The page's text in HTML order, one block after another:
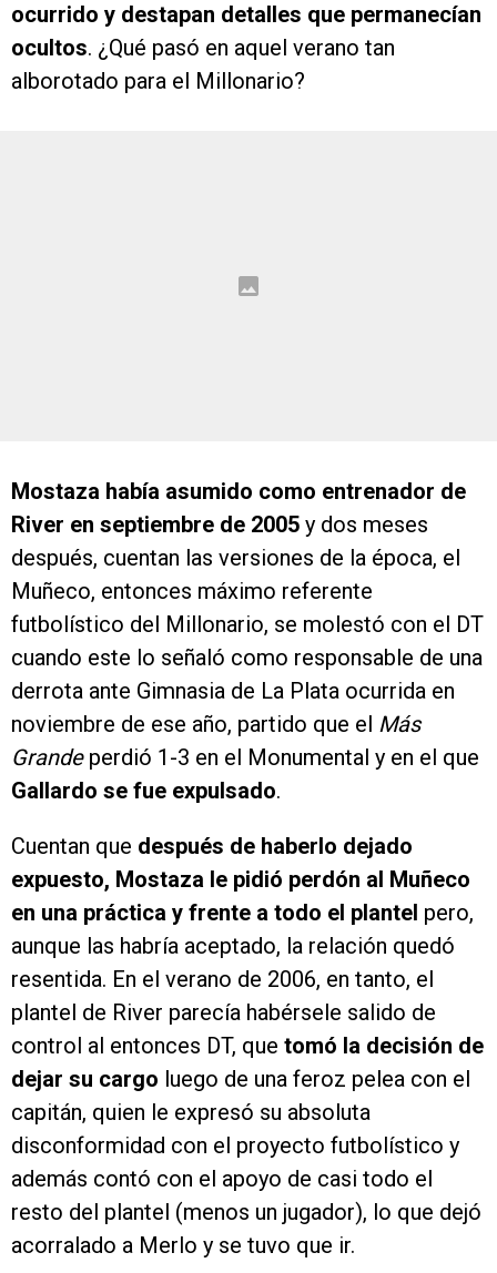
ocurrido y destapan detalles que permanecían
ocultos. ¿Qué pasó en aquel verano tan
alborotado para el Millonario?
Mostaza había asumido como entrenador de
River en septiembre de 2005 y dos meses
después, cuentan las versiones de la época, el
Muñeco, entonces máximo referente
futbolístico del Millonario, se molestó con el DT
cuando este lo señaló como responsable de una
derrota ante Gimnasia de La Plata ocurrida en
noviembre de ese año, partido que el Más
Grande perdió 1-3 en el Monumental y en el que
Gallardo se fue expulsado.
Cuentan que después de haberlo dejado
expuesto, Mostaza le pidió perdón al Muñeco
en una práctica y frente a todo el plantel pero,
aunque las habría aceptado, la relación quedó
resentida. En el verano de 2006, en tanto, el
plantel de River parecía habérsele salido de
control al entonces DT, que tomó la decisión de
dejar su cargo luego de una feroz pelea con el
capitán, quien le expresó su absoluta
disconformidad con el proyecto futbolístico y
además contó con el apoyo de casi todo el
resto del plantel (menos un jugador), lo que dejó
acorralado a Merlo y se tuvo que ir.